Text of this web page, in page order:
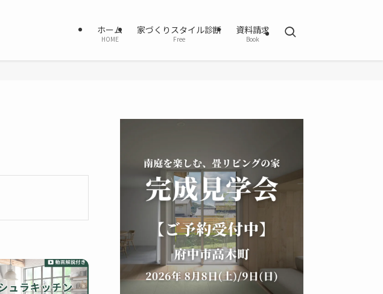
ホーム
HOME
家づくりスタイル診断
Free
資料請求
Book